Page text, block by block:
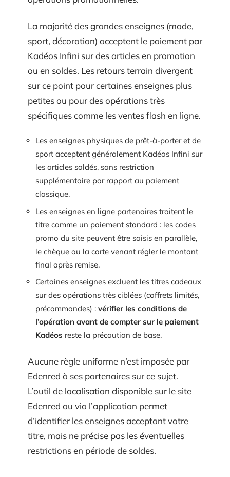
La majorité des grandes enseignes (mode,
sport, décoration) acceptent le paiement par
Kadéos Infini sur des articles en promotion
ou en soldes. Les retours terrain divergent
sur ce point pour certaines enseignes plus
petites ou pour des opérations très
spécifiques comme les ventes flash en ligne.
Les enseignes physiques de prêt-à-porter et de
sport acceptent généralement Kadéos Infini sur
les articles soldés, sans restriction
supplémentaire par rapport au paiement
classique.
Les enseignes en ligne partenaires traitent le
titre comme un paiement standard : les codes
promo du site peuvent être saisis en parallèle,
le chèque ou la carte venant régler le montant
final après remise.
Certaines enseignes excluent les titres cadeaux
sur des opérations très ciblées (coffrets limités,
précommandes) : vérifier les conditions de
l’opération avant de compter sur le paiement
Kadéos reste la précaution de base.
Aucune règle uniforme n’est imposée par
Edenred à ses partenaires sur ce sujet.
L’outil de localisation disponible sur le site
Edenred ou via l’application permet
d’identifier les enseignes acceptant votre
titre, mais ne précise pas les éventuelles
restrictions en période de soldes.